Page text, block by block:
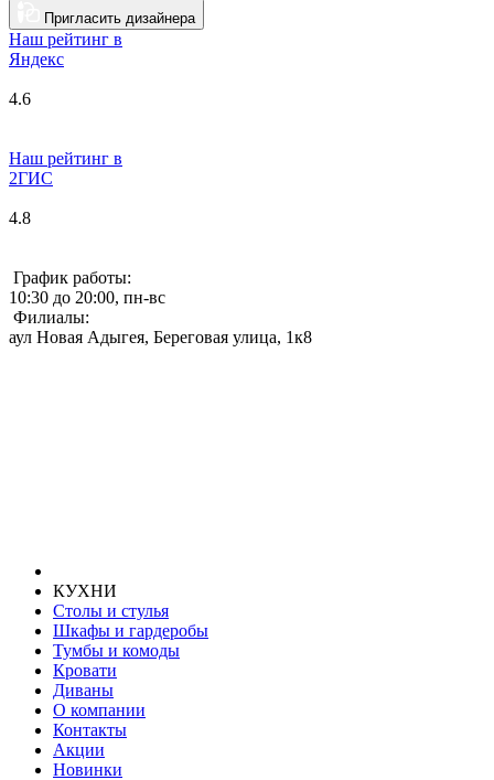
Пригласить дизайнера
Наш рейтинг в
Яндекс
4.6
Наш рейтинг в
2ГИС
4.8
График работы:
10:30 до 20:00, пн-вс
Филиалы:
аул Новая Адыгея, Береговая улица, 1к8
КУХНИ
Столы и стулья
Шкафы и гардеробы
Тумбы и комоды
Кровати
Диваны
О компании
Контакты
Акции
Новинки